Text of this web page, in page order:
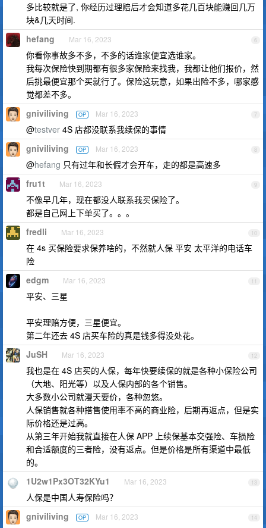
多比较就是了, 你经历过理赔后才会知道多花几百块能赚回几万
块&几天时间.
6
hefang Mar 16, 2023
你看你事故多不多，不多的话谁家便宜选谁家。
我每次保险快到期都有很多家保险来找我，我都让他们报价，然
后挑最便宜那个买就行了。保险这玩意，如果出险不多，哪家感
觉都差不多。
7
gniviliving OP Mar 16, 2023
@testver 4S 店都没联系我续保的事情
8
gniviliving OP Mar 16, 2023
@hefang 只有过年和长假才会开车，走的都是高速多
9
fru1t Mar 16, 2023
不像早几年，现在都没人联系我买保险了。
都是自己网上下单买了。。。
10
fredli Mar 16, 2023
在 4s 买保险要求保养啥的，不然就人保 平安 太平洋的电话车
险
11
edgm Mar 16, 2023
平安、三星
平安理赔方便，三星便宜。
第二年还去 4S 店买车险的真是钱多得没处花。
12
JuSH Mar 16, 2023
我也是在 4S 店买的人保，每年快要续保的就是各种小保险公司
（大地、阳光等）以及人保内部的各个销售。
大多数小公司就漫天要价，各种忽悠。
人保销售就各种搭售使用率不高的商业险，后期再返点，但是实
际价格还是过高。
从第三年开始我就直接在人保 APP 上续保基本交强险、车损险
和合适额度的三者险，没有返点。但是价格是所有渠道中最低
的。
13
1U2w1Px3OT32KYu1 Mar 16, 2023
人保是中国人寿保险吗？
14
gniviliving OP Mar 16, 2023